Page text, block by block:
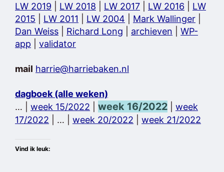
LW 2019
LW 2018 LW 2017 LW 2016
LW
2015
LW 2011 LW 2004 Mark Wallinger
Dan Weiss
Richard Long archieven
WP-
app
validator
mail harrie@harriebaken.nl
dagboek (alle weken)
… | week 15/2022 week 16/2022
week
17/2022 | … | week 20/2022 week 21/2022
Vind ik leuk: